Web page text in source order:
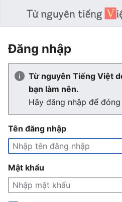
Đăng nhập
Từ nguyên Tiếng Việt
bạn làm nên.
Hãy đăng nhập để
Tên đăng nhập
Mật khẩu